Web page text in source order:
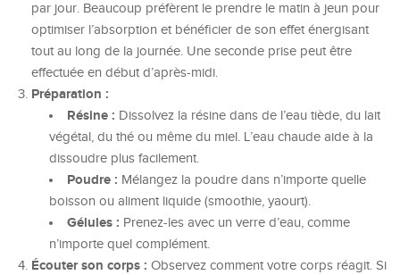
par jour. Beaucoup préfèrent le prendre le matin à jeun pour
optimiser l’absorption et bénéficier de son effet énergisant
tout au long de la journée. Une seconde prise peut être
effectuée en début d’après-midi.
Préparation :
Résine : Dissolvez la résine dans de l’eau tiède, du lait
végétal, du thé ou même du miel. L’eau chaude aide à la
dissoudre plus facilement.
Poudre : Mélangez la poudre dans n’importe quelle
boisson ou aliment liquide (smoothie, yaourt).
Gélules : Prenez-les avec un verre d’eau, comme
n’importe quel complément.
Écouter son corps : Observez comment votre corps réagit. Si